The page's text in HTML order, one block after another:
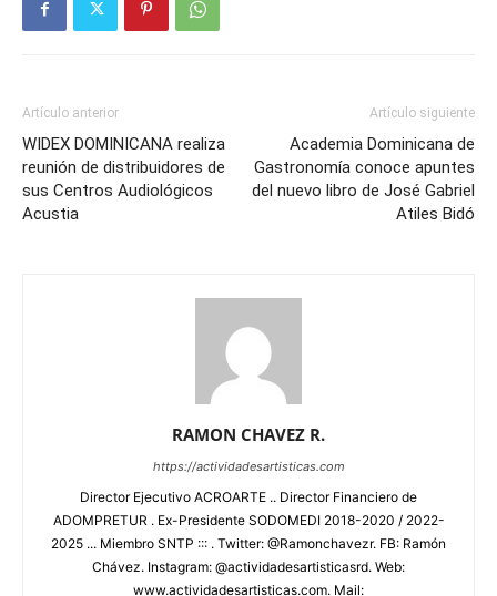
Artículo anterior
WIDEX DOMINICANA realiza
reunión de distribuidores de
sus Centros Audiológicos
Acustia
Artículo siguiente
Academia Dominicana de
Gastronomía conoce apuntes
del nuevo libro de José Gabriel
Atiles Bidó
RAMON CHAVEZ R.
https://actividadesartisticas.com
Director Ejecutivo ACROARTE .. Director Financiero de
ADOMPRETUR . Ex-Presidente SODOMEDI 2018-2020 / 2022-
2025 ... Miembro SNTP ::: . Twitter: @Ramonchavezr. FB: Ramón
Chávez. Instagram: @actividadesartisticasrd. Web:
www.actividadesartisticas.com. Mail: